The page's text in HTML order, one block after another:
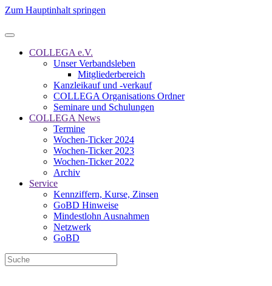
Zum Hauptinhalt springen
COLLEGA e.V.
Unser Verbandsleben
Mitgliederbereich
Kanzleikauf und -verkauf
COLLEGA Organisations Ordner
Seminare und Schulungen
COLLEGA News
Termine
Wochen-Ticker 2024
Wochen-Ticker 2023
Wochen-Ticker 2022
Archiv
Service
Kennziffern, Kurse, Zinsen
GoBD Hinweise
Mindestlohn Ausnahmen
Netzwerk
GoBD